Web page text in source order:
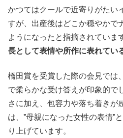
かつてはクールで近寄りがたい
すが、出産後はどこか穏やかで
ようになったと指摘されていま
長として表情や所作に表れてい
橋田賞を受賞した際の会見では
で柔らかな受け答えが印象的で
さに加え、包容力や落ち着きが
は、”母親になった女性の表情”
り上げています。